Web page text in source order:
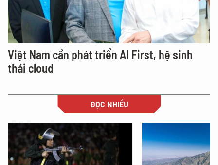
Việt Nam cần phát triển AI First, hệ sinh
thái cloud
ĐỌC NHIỀU